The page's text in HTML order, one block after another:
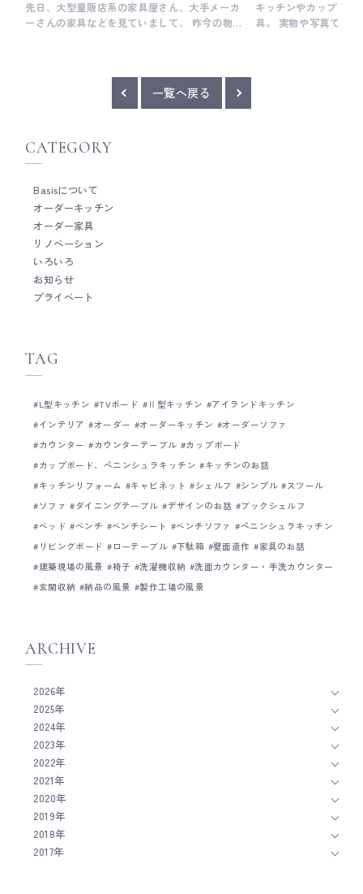
先日、大型量販店系の家具屋さん、大手メーカ
ーさんの家具などを見ていまして、 昨今の物価
Basisでもプリント化粧合板はもちろんご提案
しています。 家の雰囲気に合わせて、バランス
（キッチン）でも植物でも、お家の中にずっと
大切に育てたいものが身近にあると、 日々の暮
す。 素材感のあるものはやはり、醸し出す雰
囲気が違いますし、 大事にしたくなって、日々
の少しの行動も案外変わったりします。 光にあ
たった時の雰囲気にも表情がある気がします。
内製できるので 木の表情にもこだわれますし、
適正価格でご提案させていただけます。 決して
安価ではないかもしれませんが、 ずっと使うも
んなものを組みあわせながら、お家の色、その
お家ならではな雰囲気がかたちづくられていく
合い、一緒に歳を重ねていける木の仕上げ、 お
すすめです。 高橋 ___ Basisは、木工家具職
人による細やかな手仕事を大切にしたオーダー
だけではなく、家具のように細かい部分までと
ことんこだわって作ることがとても得意です。
オーダーキッチンをご検討の際は、ぜひお気軽
ついて Basisの製作事例について Basisのショ
ールームについて
キッチンやカップボー
具。 実物や写真でみ
キッチンをご検討の際
ください。 Basisのキ
一覧へ戻る
CATEGORY
Basisについて
オーダーキッチン
オーダー家具
リノベーション
いろいろ
お知らせ
プライベート
TAG
L型キッチン TVボード Ⅱ型キッチン
アイランドキッチン
インテリア
オーダー オーダーキッチン
オーダーソファ
カウンター
カウンターテーブル
カップボード
カップボード、ペニンシュラキッチン
キッチンのお話
キッチンリフォーム
キャビネット シェルフ シンプル
スツール
ソファ
ダイニングテーブル デザインのお話
ブックシェルフ
ベッド
ベンチ ベンチシート ベンチソファ
ペニンシュラキッチン
リビングボード
ローテーブル 下駄箱 壁面造作
家具のお話
建築現場の風景
椅子 洗濯機収納
洗面カウンター・手洗カウンター
玄関収納
納品の風景 製作工場の風景
ARCHIVE
2026年
2025年
2024年
2023年
2022年
2021年
2020年
2019年
2018年
2017年